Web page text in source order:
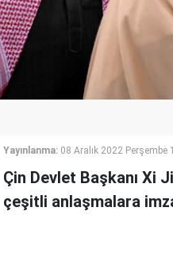
Yayınlanma: 08 Aralık 2022 Perşembe
Çin Devlet Başkanı Xi
çeşitli anlaşmalara